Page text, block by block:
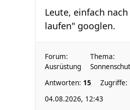
Leute, einfach
laufen" googlen.
Forum:
Ausrüstung
Thema:
Antworten: 15 Zugriffe:
04.08.2026, 12:43